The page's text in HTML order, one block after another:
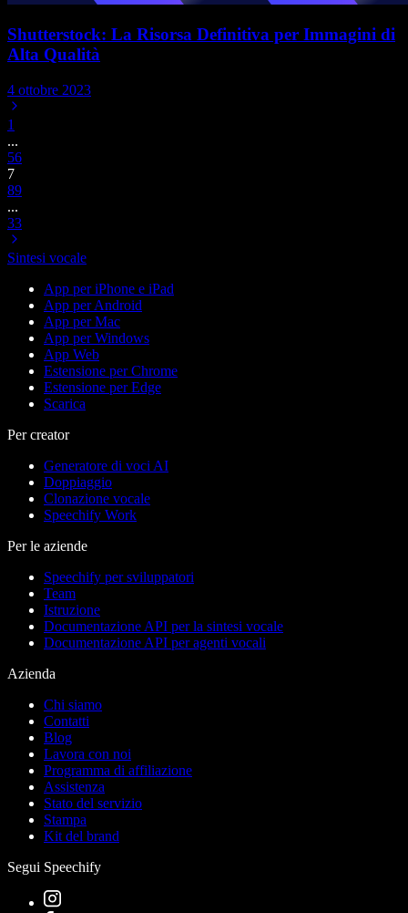
Shutterstock: La Risorsa Definitiva per Immagini di
Alta Qualità
4 ottobre 2023
1
...
56
7
89
...
33
Sintesi vocale
App per iPhone e iPad
App per Android
App per Mac
App per Windows
App Web
Estensione per Chrome
Estensione per Edge
Scarica
Per creator
Generatore di voci AI
Doppiaggio
Clonazione vocale
Speechify Work
Per le aziende
Speechify per sviluppatori
Team
Istruzione
Documentazione API per la sintesi vocale
Documentazione API per agenti vocali
Azienda
Chi siamo
Contatti
Blog
Lavora con noi
Programma di affiliazione
Assistenza
Stato del servizio
Stampa
Kit del brand
Segui Speechify